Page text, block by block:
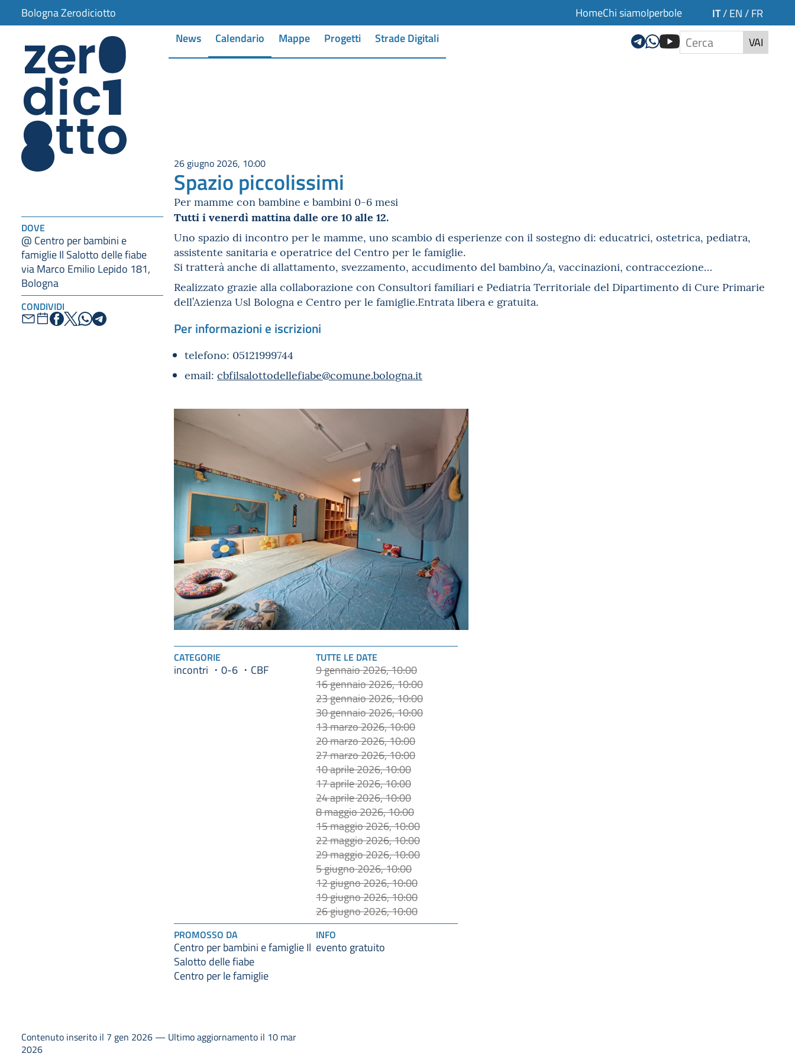
Bologna Zerodiciotto HomeChi siamoIperbole IT/ EN / FR
News Calendario Mappe Progetti Strade Digitali VAI
DOVE
@ Centro per bambini e
famiglie Il Salotto delle fiabe
via Marco Emilio Lepido 181,
Bologna
CONDIVIDI
26 giugno 2026, 10:00
Spazio piccolissimi
Per mamme con bambine e bambini 0-6 mesi
Tutti i venerdì mattina dalle ore 10 alle 12.
Uno spazio di incontro per le mamme, uno scambio di esperienze con il sostegno di: educatrici, ostetrica, pediatra,
assistente sanitaria e operatrice del Centro per le famiglie.
Si tratterà anche di allattamento, svezzamento, accudimento del bambino/a, vaccinazioni, contraccezione…
Realizzato grazie alla collaborazione con Consultori familiari e Pediatria Territoriale del Dipartimento di Cure Primarie
dell’Azienza Usl Bologna e Centro per le famiglie.Entrata libera e gratuita.
Per informazioni e iscrizioni
telefono: 05121999744
email: cbfilsalottodellefiabe@comune.bologna.it
CATEGORIE
incontri 0-6 CBF
TUTTE LE DATE
9 gennaio 2026, 10:00
16 gennaio 2026, 10:00
23 gennaio 2026, 10:00
30 gennaio 2026, 10:00
13 marzo 2026, 10:00
20 marzo 2026, 10:00
27 marzo 2026, 10:00
10 aprile 2026, 10:00
17 aprile 2026, 10:00
24 aprile 2026, 10:00
8 maggio 2026, 10:00
15 maggio 2026, 10:00
22 maggio 2026, 10:00
29 maggio 2026, 10:00
5 giugno 2026, 10:00
12 giugno 2026, 10:00
19 giugno 2026, 10:00
26 giugno 2026, 10:00
PROMOSSO DA
Centro per bambini e famiglie Il
Salotto delle fiabe
Centro per le famiglie
INFO
evento gratuito
Contenuto inserito il 7 gen 2026 — Ultimo aggiornamento il 10 mar
2026